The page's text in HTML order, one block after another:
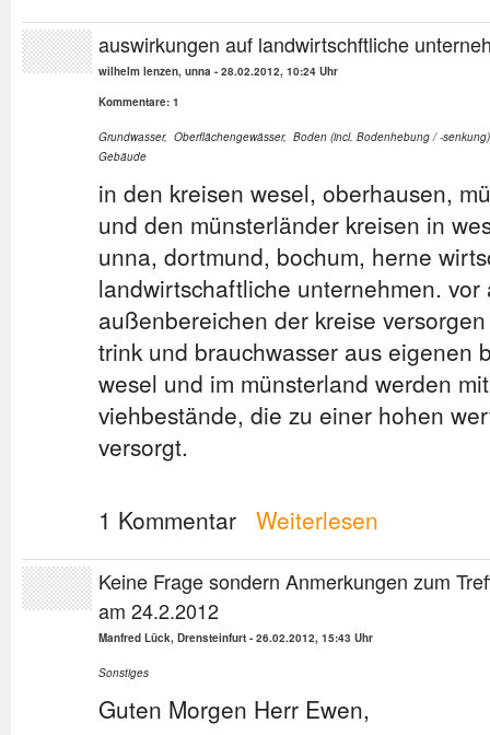
auswirkungen auf landwirtschftliche
wilhelm lenzen, unna - 28.02.2012, 10:24 Uhr
Kommentare: 1
Grundwasser, Oberflächengewässer, Boden (incl. Bodenhebung / -senkung)
Gebäude
in den kreisen wesel, oberhausen,
und den münsterländer kreisen in
unna, dortmund, bochum, herne
landwirtschaftliche unternehmen. vor
außenbereichen der kreise
trink und brauchwasser aus eigenen
wesel und im münsterland werden
viehbestände, die zu einer hohen
versorgt.
1 Kommentar Weiterlesen
Keine Frage sondern Anmerkungen zum
am 24.2.2012
Manfred Lück, Drensteinfurt - 26.02.2012, 15:43 Uhr
Sonstiges
Guten Morgen Herr Ewen,